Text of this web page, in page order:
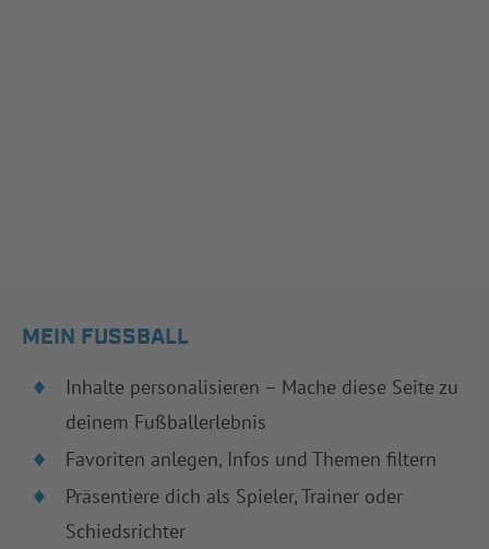
MEIN FUSSBALL
Inhalte personalisieren – Mache diese Seite zu
deinem Fußballerlebnis
Favoriten anlegen, Infos und Themen filtern
Präsentiere dich als Spieler, Trainer oder
Schiedsrichter